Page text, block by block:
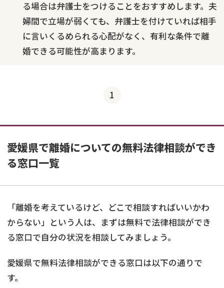
る場合は弁護士をつけることをおすすめします。夫
婦間で立場が弱くても、弁護士を付けていれば相手
に言いくるめられる心配がなく、有利な条件で離
婚できる可能性が高まります。
1
愛媛県で離婚についての無料法律相談ができ
る窓口一覧
「離婚を考えているけど、どこで相談すればいいかわ
からない」という人は、まずは無料で法律相談ができ
る窓口で自分の状況を相談してみましょう。
愛媛県で無料法律相談ができる窓口は以下の通りで
す。